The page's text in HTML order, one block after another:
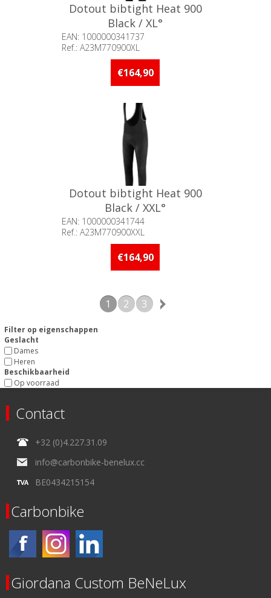
Dotout bibtight Heat 900
Black / XL°
EAN: 1000000341737
Ref.: A23M770900XL
Beschikbaarheid:: Minder dan 5
stuks op voorraad
€164,90
Dotout bibtight Heat 900
Black / XXL°
EAN: 1000000341744
Ref.: A23M770900XXL
Beschikbaarheid:: Minder dan 5
stuks op voorraad
€164,90
1 2 3
Filter op eigenschappen
Geslacht
Dames
Heren
Beschikbaarheid
Op voorraad
Contact
+32 (0)4.227.31.09
info@carbonbike-benelux.cc
BE0434215154
Carbonbike
Giordana Custom BeNeLux